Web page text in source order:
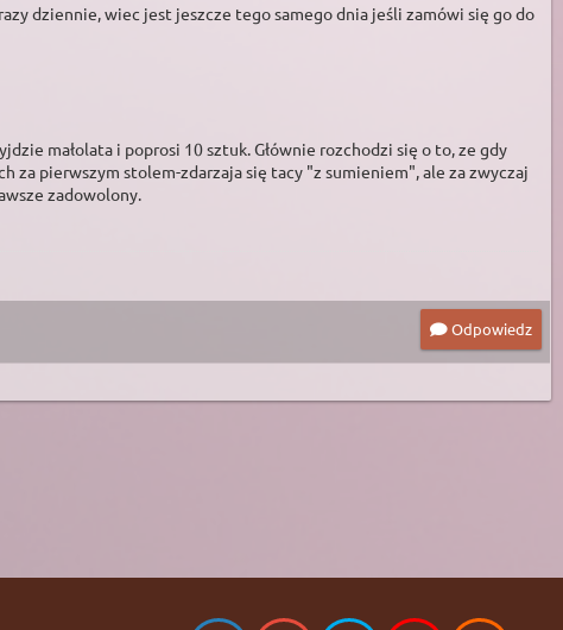
dziennie, wiec jest jeszcze tego samego dnia jeśli zamówi się go do
małolata i poprosi 10 sztuk. Głównie rozchodzi się o to, ze gdy
za pierwszym stolem-zdarzaja się tacy "z sumieniem", ale za zwyczaj
zadowolony.
Odpowiedz